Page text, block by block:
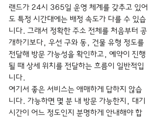
랜드가 24시 365일 운영 체계를 갖추고 있어
도 특정 시간대에는 배정 속도가 다를 수 있습
니다. 그래서 정확한 주소 전체를 처음부터 공
개하기보다, 우선 구와 동, 건물 유형 정도를
전달해 방문 가능성을 확인하고, 예약이 진행
될 때 상세 위치를 전달하는 흐름이 일반적입
니다.
여기서 좋은 서비스는 애매하게 답하지 않습
니다. 가능하면 몇 분 내 방문 가능한지, 대기
시간이 어느 정도인지 분명하게 안내해야 합